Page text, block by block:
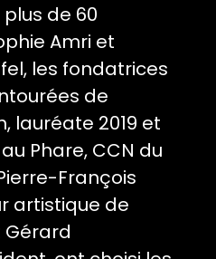
de 60
Amri et
les fondatrices
de
lauréate 2019 et
Phare, CCN du
François
artistique de
Gérard